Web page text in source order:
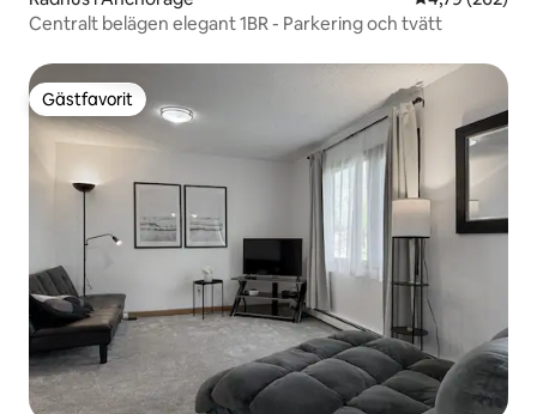
Centralt belägen elegant 1BR - Parkering och tvätt
Gästfavorit
Gästfavorit